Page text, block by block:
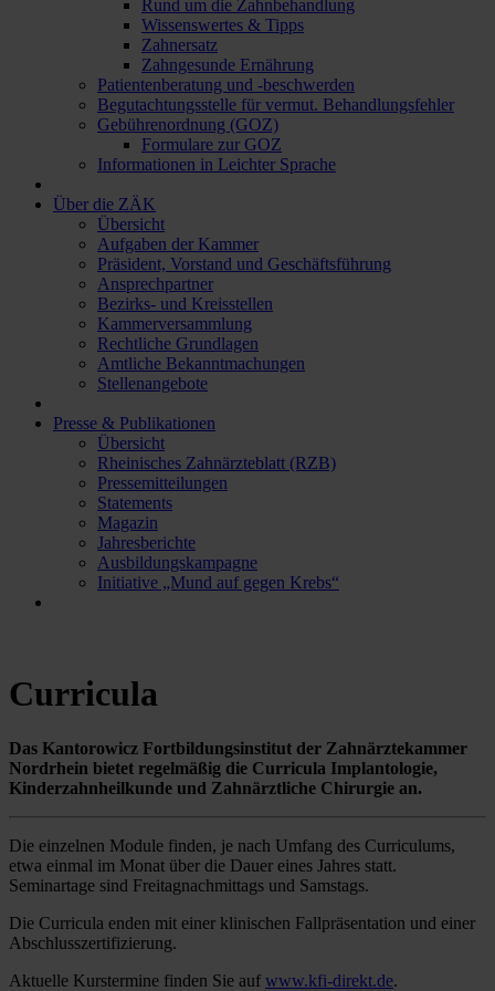
Rund um die Zahnbehandlung
Wissenswertes & Tipps
Zahnersatz
Zahngesunde Ernährung
Patientenberatung und -beschwerden
Begutachtungsstelle für vermut. Behandlungsfehler
Gebührenordnung (GOZ)
Formulare zur GOZ
Informationen in Leichter Sprache
Über die ZÄK
Übersicht
Aufgaben der Kammer
Präsident, Vorstand und Geschäftsführung
Ansprechpartner
Bezirks- und Kreisstellen
Kammerversammlung
Rechtliche Grundlagen
Amtliche Bekanntmachungen
Stellenangebote
Presse & Publikationen
Übersicht
Rheinisches Zahnärzteblatt (RZB)
Pressemitteilungen
Statements
Magazin
Jahresberichte
Ausbildungskampagne
Initiative „Mund auf gegen Krebs“
Curricula
Das Kantorowicz Fortbildungsinstitut der Zahnärztekammer
Nordrhein bietet regelmäßig die Curricula Implantologie,
Kinderzahnheilkunde und Zahnärztliche Chirurgie an.
Die einzelnen Module finden, je nach Umfang des Curriculums,
etwa einmal im Monat über die Dauer eines Jahres statt.
Seminartage sind Freitagnachmittags und Samstags.
Die Curricula enden mit einer klinischen Fallpräsentation und einer
Abschlusszertifizierung.
Aktuelle Kurstermine finden Sie auf www.kfi-direkt.de.